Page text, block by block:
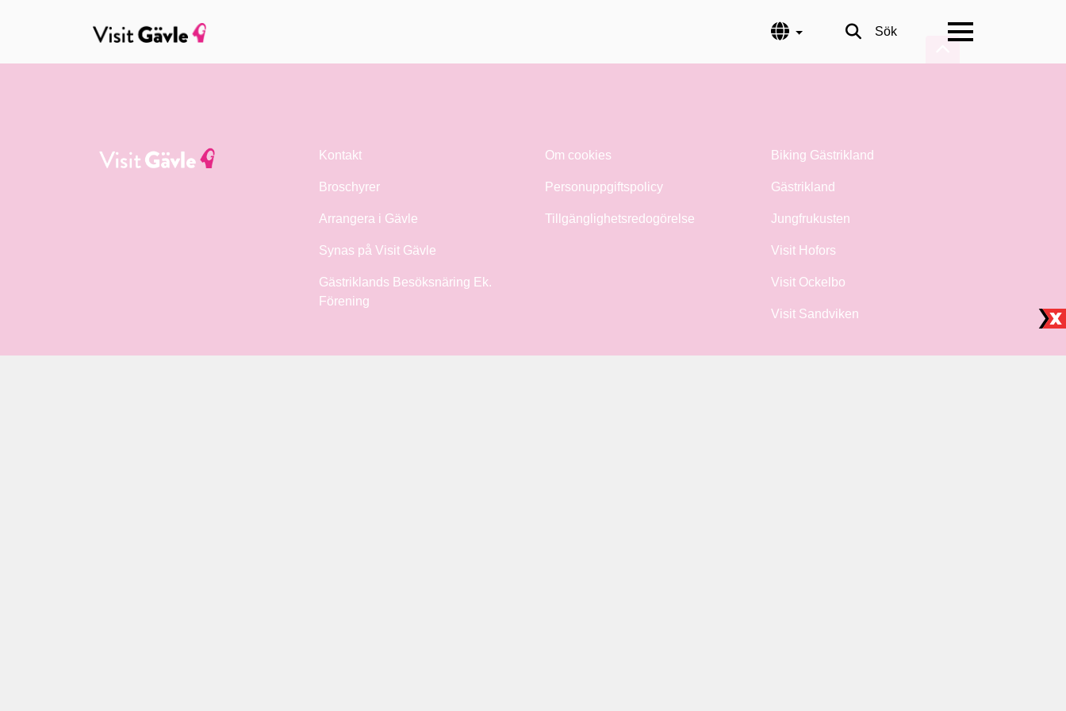
Språk Sök
Kontakt
Broschyrer
Arrangera i Gävle
Synas på Visit Gävle
Gästriklands Besöksnäring Ek.
Förening
Om cookies
Personuppgiftspolicy
Tillgänglighetsredogörelse
Biking Gästrikland
Gästrikland
Jungfrukusten
Visit Hofors
Visit Ockelbo
Visit Sandviken